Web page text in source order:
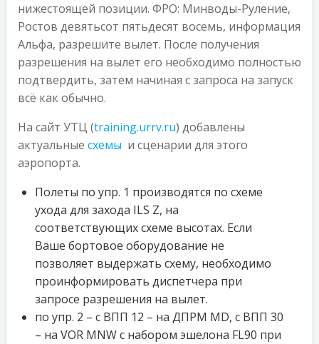
нижестоящей позиции. ФРО: Минводы-Руление,
Ростов девятьсот пятьдесят восемь, информация
Альфа, разрешите вылет. После получения
разрешения на вылет его необходимо полностью
подтвердить, затем начиная с запроса на запуск
всё как обычно.
На сайт УТЦ (training.urrv.ru) добавлены
актуальные схемы и сценарии для этого
аэропорта.
Полеты по упр. 1 производятся по схеме
ухода для захода ILS Z, на
соответствующих схеме высотах. Если
Ваше бортовое оборудование не
позволяет выдержать схему, необходимо
проинформировать диспетчера при
запросе разрешения на вылет.
по упр. 2 – с ВПП 12 – на ДПРМ MD, с ВПП 30
– на VOR MNW с набором эшелона FL90 при